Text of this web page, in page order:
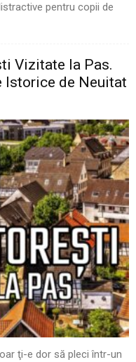
pentru copii de
Vizitate la Pas.
Istorice de Neuitat
ţi-e dor să pleci într-un